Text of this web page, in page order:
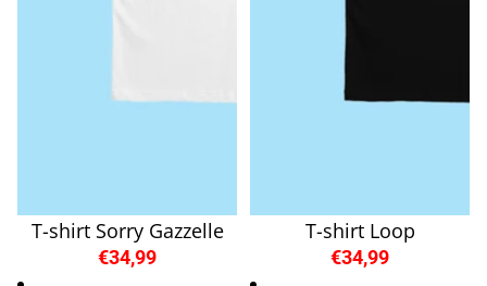
T-shirt Sorry Gazzelle
€34,99
T-shirt Loop
€34,99